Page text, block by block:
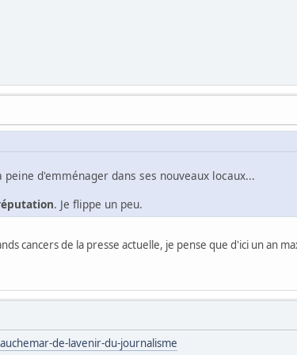
d'emménager dans ses nouveaux locaux...
. Je flippe un peu.
cancers de la presse actuelle, je pense que d'ici un an
de-lavenir-du-journalisme